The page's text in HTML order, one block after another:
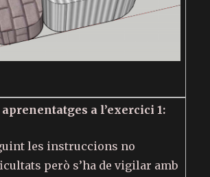
a l’exercici 1:
les instruccions no
però s’ha de vigilar amb